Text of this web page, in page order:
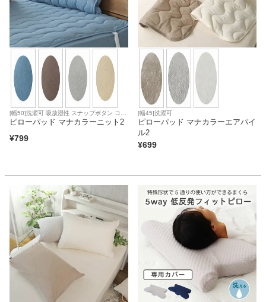
[幅50]洗濯可 吸放湿性 スナップボタン コッ
トン
ピローパッド マナカラーニット2
¥799
[幅45]洗濯可
ピローパッド マナカラーエアパイ
ル2
¥699